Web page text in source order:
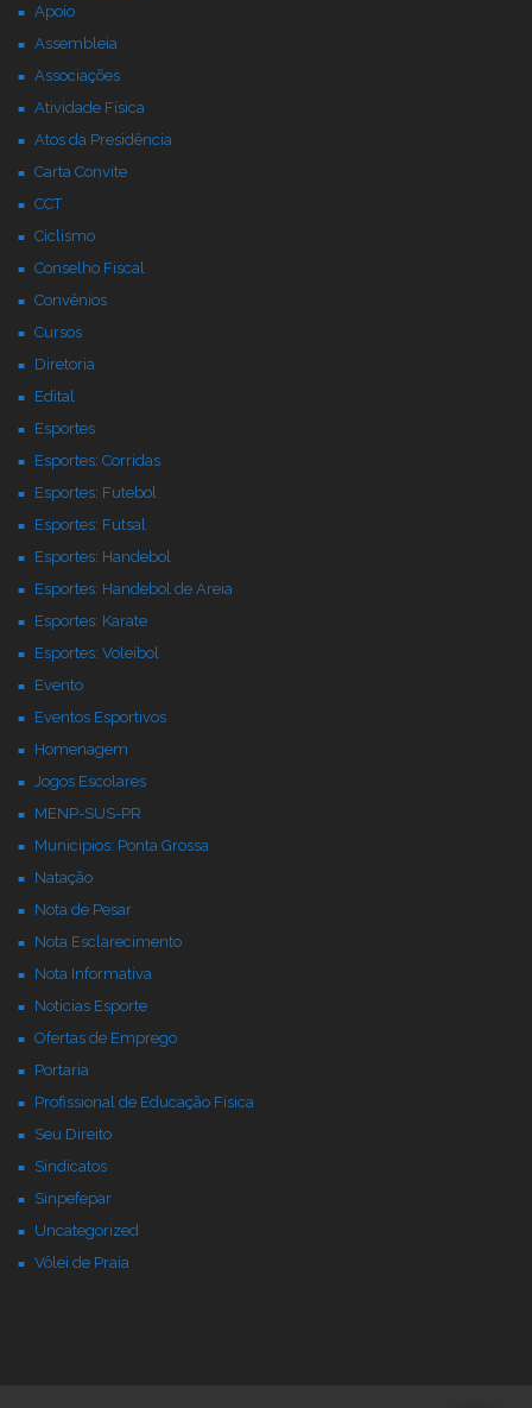
Apoio
Assembleia
Associações
Atividade Física
Atos da Presidência
Carta Convite
CCT
Ciclismo
Conselho Fiscal
Convênios
Cursos
Diretoria
Edital
Esportes
Esportes: Corridas
Esportes: Futebol
Esportes: Futsal
Esportes: Handebol
Esportes: Handebol de Areia
Esportes: Karate
Esportes: Voleibol
Evento
Eventos Esportivos
Homenagem
Jogos Escolares
MENP-SUS-PR
Municipios: Ponta Grossa
Natação
Nota de Pesar
Nota Esclarecimento
Nota Informativa
Noticias Esporte
Ofertas de Emprego
Portaria
Profissional de Educação Física
Seu Direito
Sindicatos
Sinpefepar
Uncategorized
Vôlei de Praia